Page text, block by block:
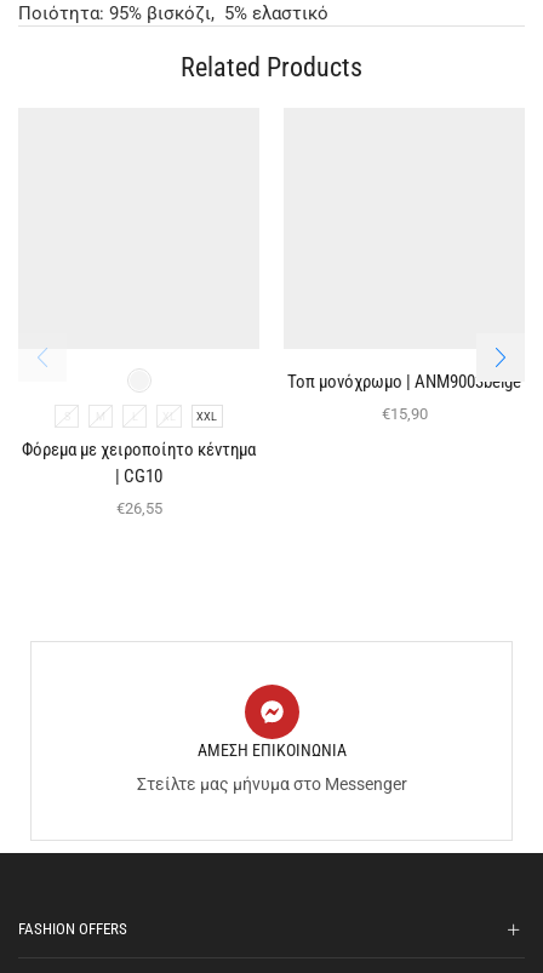
Ποιότητα: 95% βισκόζι, 5% ελαστικό
Related Products
S M L XL XXL
Φόρεμα με χειροποίητο κέντημα
| CG10
€26,55
Τοπ μονόχρωμο | ΑΝΜ9003beige
€15,90
ΑΜΕΣΗ ΕΠΙΚΟΙΝΩΝΙΑ
Στείλτε μας μήνυμα στο Messenger
FASHION OFFERS